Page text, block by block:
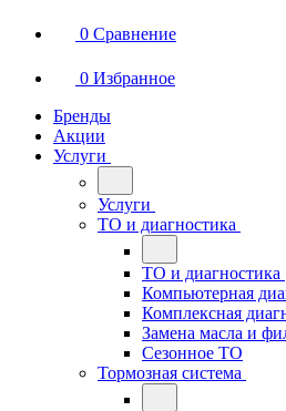
0 Сравнение
0 Избранное
Бренды
Акции
Услуги
Услуги
ТО и диагностика
ТО и диагностика
Компьютерная
Комплексная
Замена масла и
Сезонное ТО
Тормозная система